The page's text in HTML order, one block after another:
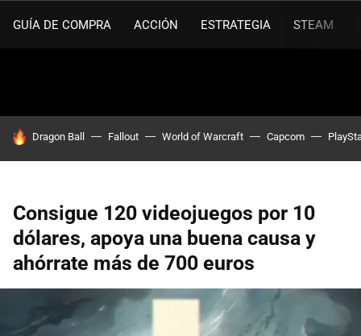
GUÍA DE COMPRA ACCIÓN ESTRATEGIA STEAM
HOY SE HABLA DE
Dragon Ball Fallout World of Warcraft Capcom
Consigue 120 videojuegos por 10
dólares, apoya una buena causa y
ahórrate más de 700 euros